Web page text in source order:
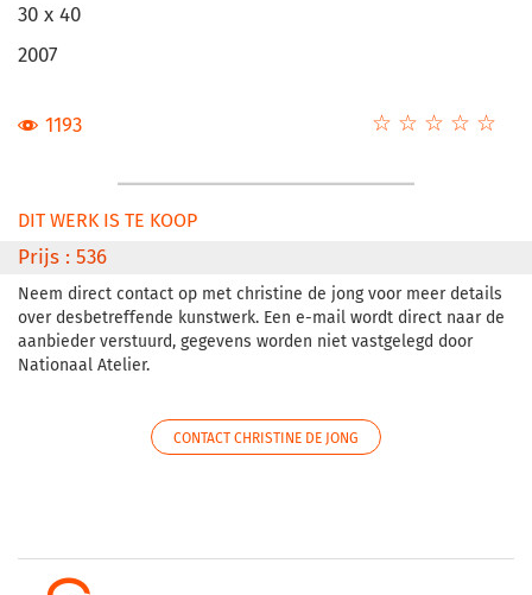
30 x 40
2007
☆ ☆ ☆ ☆ ☆
★ ★ ★ ★ ★
1193
DIT WERK IS TE KOOP
Prijs : 536
Neem direct contact op met christine de jong voor meer details
over desbetreffende kunstwerk. Een e-mail wordt direct naar de
aanbieder verstuurd, gegevens worden niet vastgelegd door
Nationaal Atelier.
CONTACT CHRISTINE DE JONG